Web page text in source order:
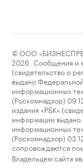
© ООО
2026. Сообщения и
(свидетельство о
выдано
информационных
(Роскомнадзор)
издания «РБК»
информации выдано
информационных
(Роскомнадзор)
сопровождаются
Владельцем сайта